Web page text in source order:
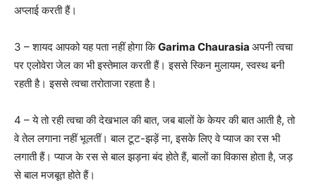
अप्लाई करती हैं।
3 – शायद आपको यह पता नहीं होगा किGarima Chaurasia अपनी त्वचा
पर एलोवेरा जेल का भी इस्तेमाल करती हैं। इससे स्किन मुलायम, स्वस्थ बनी
रहती है। इससे त्वचा तरोताजा रहता है।
4 – ये तो रही त्वचा की देखभाल की बात, जब बालों के केयर की बात आती है, तो
वे तेल लगाना नहीं भूलतीं। बाल टूट-झड़ें ना, इसके लिए वे प्याज का रस भी
लगाती हैं। प्याज के रस से बाल झड़ना बंद होते हैं, बालों का विकास होता है, जड़
से बाल मजबूत होते हैं।